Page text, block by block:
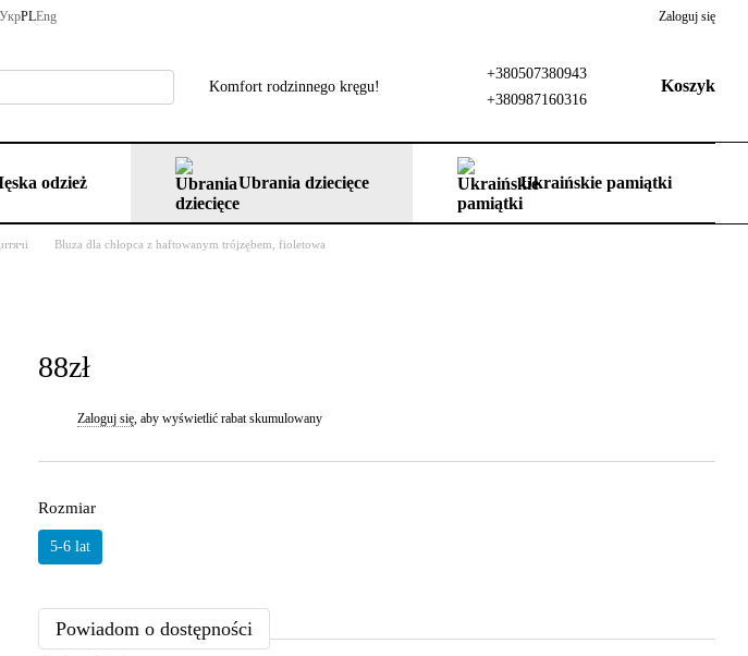
УкрPLEng Zaloguj się
Komfort rodzinnego kręgu!
+380507380943
+380987160316
Koszyk
odzież Ubrania dziecięce Ukraińskie pamiątki
Bluza dla chłopca z haftowanym trójzębem, fioletowa
88zł
Zaloguj się , aby wyświetlić rabat skumulowany
Rozmiar
5-6 lat
Powiadom o dostępności